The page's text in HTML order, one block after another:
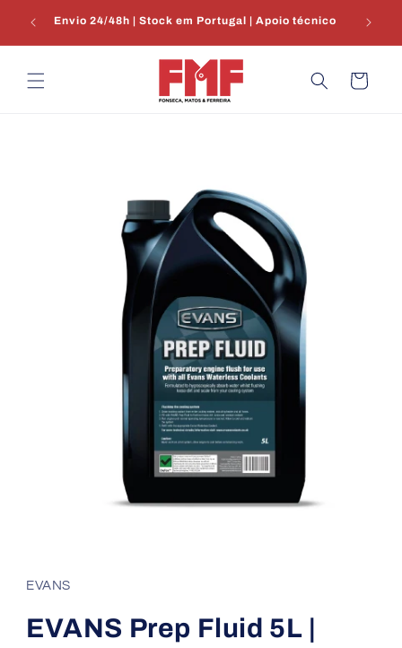
para oEnvio 24/48h | Stock em Portugal | Apoio técnico
Carrinho
EVANS
EVANS Prep Fluid 5L |